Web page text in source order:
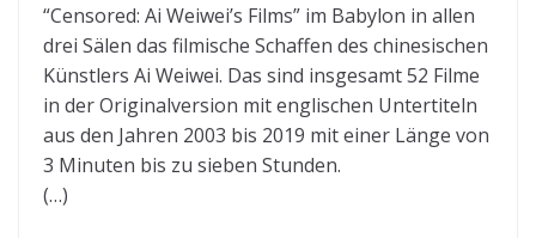
“Censored: Ai Weiwei’s Films” im Babylon in allen
drei Sälen das filmische Schaffen des chinesischen
Künstlers Ai Weiwei. Das sind insgesamt 52 Filme
in der Originalversion mit englischen Untertiteln
aus den Jahren 2003 bis 2019 mit einer Länge von
3 Minuten bis zu sieben Stunden.
(…)